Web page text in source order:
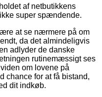
af netbutikkens
super spændende.
at se nærmere på om
da det almindeligvis
adlyder de danske
rutinemæssigt ses
om lovene på
chance for at få bistand,
dit indkøb.